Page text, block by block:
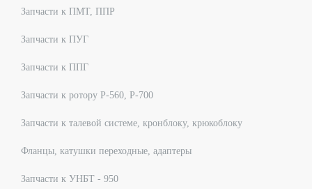
Запчасти к ПМТ, ППР
Запчасти к ПУГ
Запчасти к ППГ
Запчасти к ротору Р-560, Р-700
Запчасти к талевой системе, кронблоку, крюкоблоку
Фланцы, катушки переходные, адаптеры
Запчасти к УНБТ - 950